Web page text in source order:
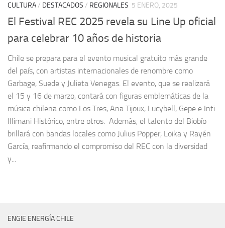
CULTURA/ DESTACADOS / REGIONALES 5 ENERO, 2025
El Festival REC 2025 revela su Line Up oficial
para celebrar 10 años de historia
Chile se prepara para el evento musical gratuito más grande
del país, con artistas internacionales de renombre como
Garbage, Suede y Julieta Venegas. El evento, que se realizará
el 15 y 16 de marzo, contará con figuras emblemáticas de la
música chilena como Los Tres, Ana Tijoux, Lucybell, Gepe e Inti
Illimani Histórico, entre otros. Además, el talento del Biobío
brillará con bandas locales como Julius Popper, Loika y Rayén
García, reafirmando el compromiso del REC con la diversidad
y...
ENGIE ENERGÍA CHILE